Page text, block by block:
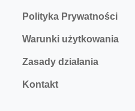
Polityka Prywatności
Warunki użytkowania
Zasady działania
Kontakt